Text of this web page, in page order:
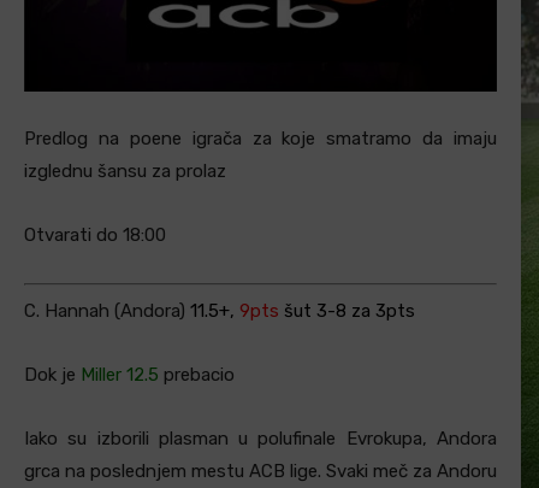
Predlog na poene igrača za koje smatramo da imaju
izglednu šansu za prolaz
Otvarati do 18:00
C. Hannah (Andora) 11.5+, 9pts šut 3-8 za 3pts
Dok je Miller 12.5 prebacio
Iako su izborili plasman u polufinale Evrokupa, Andora
grca na poslednjem mestu ACB lige. Svaki meč za Andoru